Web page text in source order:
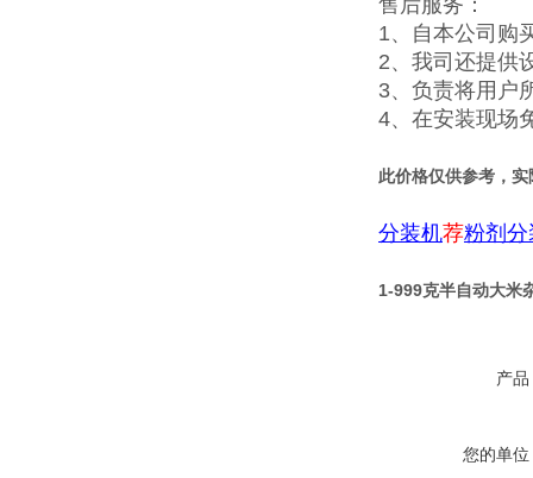
售后服务：
1、自本公司购
2、我司还提供
3、负责将用户
4、在安装现场
此价格仅供参考，
分装机荐粉剂分
1-999克半自动大米
产品
您的单位